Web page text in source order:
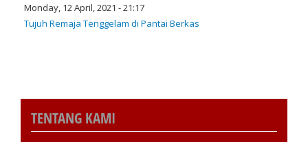
Monday, 12 April, 2021 - 21:17
Tujuh Remaja Tenggelam di Pantai Berkas
TENTANG KAMI